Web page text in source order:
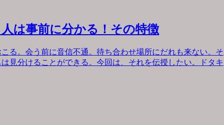
は事前に分かる！その特徴
る。会う前に音信不通。待ち合わせ場所にだれも来ない。そ
見分けることができる。今回は、それを伝授したい。ドタキ